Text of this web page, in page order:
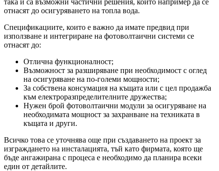
отнасят до осигуряването на топла вода.
Спецификациите, които е важно да имате предвид при
използване и интегриране на фотоволтаични системи се
отнасят до:
Отлична функционалност;
Възможност за разширяване при необходимост с оглед
на осигуряване на по-големи мощности;
За собствена консумация на къщата или с цел продажба
към електроразпределителните дружества;
Нужен брой фотоволтаични модули за осигуряване на
необходимата мощност за захранване на техниката в
къщата и други.
Всичко това се уточнява още при създаването на проект за
изграждането на инсталацията, тъй като фирмата, която ще
бъде ангажирана с процеса е необходимо да планира всеки
един от детайлите.